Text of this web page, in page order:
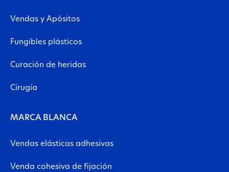
Vendas y Apósitos
Fungibles plásticos
Curación de heridas
Cirugía
MARCA BLANCA
Vendas elásticas adhesivas
Venda cohesiva de fijación